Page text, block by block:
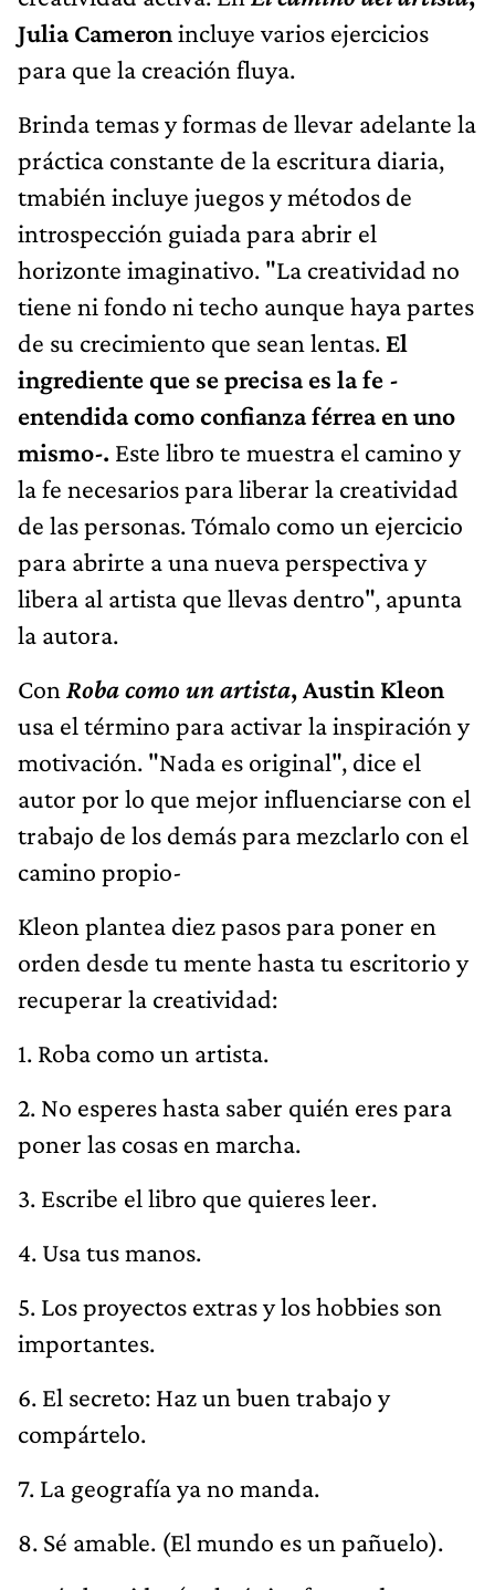
Julia Cameronincluye varios ejercicios
para que la creación fluya.
Brinda temas y formas de llevar adelante la
práctica constante de la escritura diaria,
tmabién incluye juegos y métodos de
introspección guiada para abrir el
horizonte imaginativo. "La creatividad no
tiene ni fondo ni techo aunque haya partes
de su crecimiento que sean lentas. El
ingrediente que se precisa es la fe -
entendida como confianza férrea en uno
mismo-. Este libro te muestra el camino y
la fe necesarios para liberar la creatividad
de las personas. Tómalo como un ejercicio
para abrirte a una nueva perspectiva y
libera al artista que llevas dentro", apunta
la autora.
Con Roba como un artista, Austin Kleon
usa el término para activar la inspiración y
motivación. "Nada es original", dice el
autor por lo que mejor influenciarse con el
trabajo de los demás para mezclarlo con el
camino propio-
Kleon plantea diez pasos para poner en
orden desde tu mente hasta tu escritorio y
recuperar la creatividad:
1. Roba como un artista.
2. No esperes hasta saber quién eres para
poner las cosas en marcha.
3. Escribe el libro que quieres leer.
4. Usa tus manos.
5. Los proyectos extras y los hobbies son
importantes.
6. El secreto: Haz un buen trabajo y
compártelo.
7. La geografía ya no manda.
8. Sé amable. (El mundo es un pañuelo).